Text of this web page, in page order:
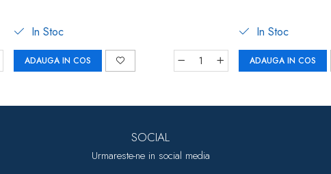
In Stoc
ADAUGA IN COS
In Stoc
ADAUGA IN COS
SOCIAL
Urmareste-ne in social media